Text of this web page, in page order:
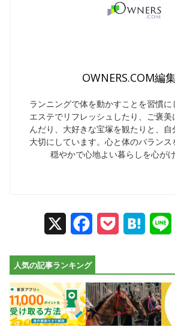
OWNERS.COM編
ランニングで体を動かすことを習慣
エステでリフレッシュしたり、ご褒美
んだり、大好きな宝塚を観たりと、
大切にしています。心と体のバランス
穏やかで心地よい暮らしを心がけ
Facebook
Pocket Hatena
人気の記事ランキング